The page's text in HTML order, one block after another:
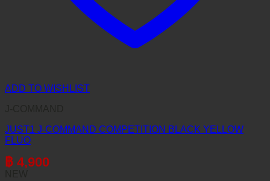
ADD TO WISHLIST
JUST1 J-COMMAND COMPETITION BLACK YELLOW
FLUO
฿ 4,900